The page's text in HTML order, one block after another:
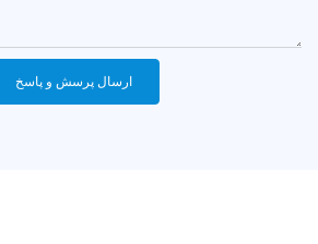
ارسال پرسش و پاسخ